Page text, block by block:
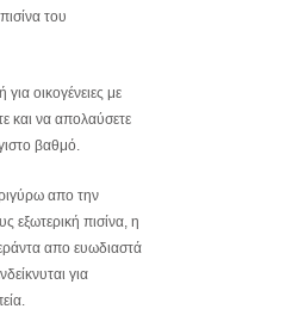
του
για οικογένειες με
και να απολαύσετε
βαθμό.
απο την
εξωτερική πισίνα, η
απο ευωδιαστά
για